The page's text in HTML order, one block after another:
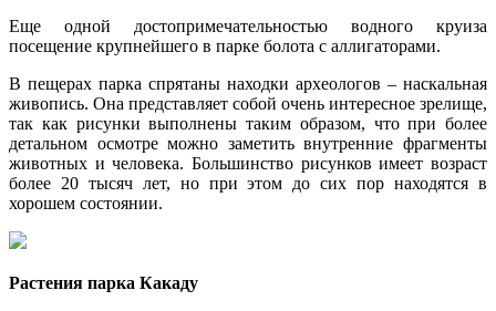
Еще одной достопримечательностью водного круиза
посещение крупнейшего в парке болота с аллигаторами.
В пещерах парка спрятаны находки археологов – наскальная
живопись. Она представляет собой очень интересное зрелище,
так как рисунки выполнены таким образом, что при более
детальном осмотре можно заметить внутренние фрагменты
животных и человека. Большинство рисунков имеет возраст
более 20 тысяч лет, но при этом до сих пор находятся в
хорошем состоянии.
Растения парка Какаду